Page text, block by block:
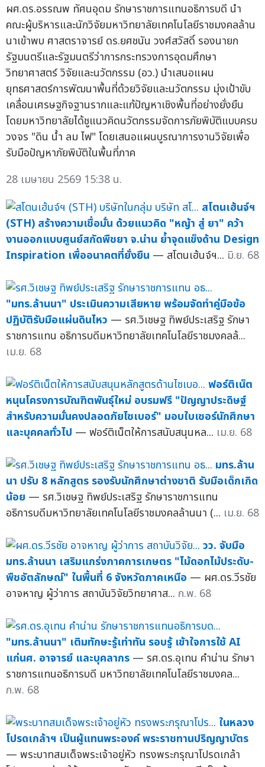
ผศ.ดร.อรรณพ ทัศนอุดม รักษาราชการแทนอธิการบดี นำ
คณะผู้บริหารและนักวิจัยมหาวิทยาลัยเทคโนโลยีราชมงคลล้าน
นาเข้าพบ ศาสตราจารย์ ดร.ยศชนัน วงศ์สวัสดิ์ รองนายก
รัฐมนตรีและรัฐมนตรีว่าการกระทรวงการอุดมศึกษา
วิทยาศาสตร์ วิจัยและนวัตกรรม (อว.) นำเสนอแผน
ยุทธศาสตร์การพัฒนาพื้นที่ด้วยวิจัยและนวัตกรรม มุ่งเป้าขับ
เคลื่อนเศรษฐกิจฐานรากและแก้ปัญหาเชิงพื้นที่อย่างยั่งยืน
โดยมหาวิทยาลัยได้ชูแนวคิดนวัตกรรมจัดการภัยพิบัติแบบครบ
วงจร "ดิน น้ำ ลม ไฟ" โดยเสนอแผนบูรณาการงานวิจัยเพื่อ
รับมือปัญหาภัยพิบัติในพื้นที่ภาค
28 เมษายน 2569 15:38 น.
สโตนเฮ้นจ์ฯ
(STH) สร้างความเชื่อมั่น ด้วยแนวคิด "หญ้า สู่ ยา" คว้า
งานออกแบบศูนย์สกัดพืชยา จ.น่าน ย้ำจุดแข็งด้าน Design
Inspiration เพื่ออนาคตที่ยั่งยืน — สโตนเฮ้นจ์ฯ... มิ.ย. 68
"มทร.ล้านนา" ประเมินความเสียหาย พร้อมจัดทำคู่มือข้อ
ปฏิบัติรับมือแผ่นดินไหว — รศ.วิเชษฐ ทิพย์ประเสริฐ รักษา
ราชการแทน อธิการบดีมหาวิทยาลัยเทคโนโลยีราชมงคลล้...
เม.ย. 68
ฟอร์ติเน็ต
หนุนโครงการบัณฑิตพันธุ์ใหม่ อบรมฟรี "ปัญญาประดิษฐ์
สำหรับความมั่นคงปลอดภัยไซเบอร์" มอบใบเซอร์นักศึกษา
และบุคคลทั่วไป — ฟอร์ติเน็ตให้การสนับสนุนหล... เม.ย. 68
มทร.ล้าน
นา ปรับ 8 หลักสูตร รองรับนักศึกษาต่างชาติ รับมือเด็กเกิด
น้อย — รศ.วิเชษฐ ทิพย์ประเสริฐ รักษาราชการแทน
อธิการบดีมหาวิทยาลัยเทคโนโลยีราชมงคลล้านนา (... เม.ย. 68
วว. จับมือ
มทร.ล้านนา เสริมแกร่งภาคการเกษตร "ไม้ดอกไม้ประดับ-
พืชอัตลักษณ์" ในพื้นที่ 6 จังหวัดภาคเหนือ — ผศ.ดร.วีรชัย
อาจหาญ ผู้ว่าการ สถาบันวิจัยวิทยาศาส... ก.พ. 68
"มทร.ล้านนา" เติมทักษะรู้เท่าทัน รอบรู้ เข้าใจการใช้ AI
แก่นศ. อาจารย์ และบุคลากร — รศ.ดร.อุเทน คำน่าน รักษา
ราชการแทนอธิการบดี มหาวิทยาลัยเทคโนโลยีราชมงคล...
ก.พ. 68
ในหลวง
โปรดเกล้าฯ เป็นผู้แทนพระองค์ พระราชทานปริญญาบัตร
— พระบาทสมเด็จพระเจ้าอยู่หัว ทรงพระกรุณาโปรดเกล้า